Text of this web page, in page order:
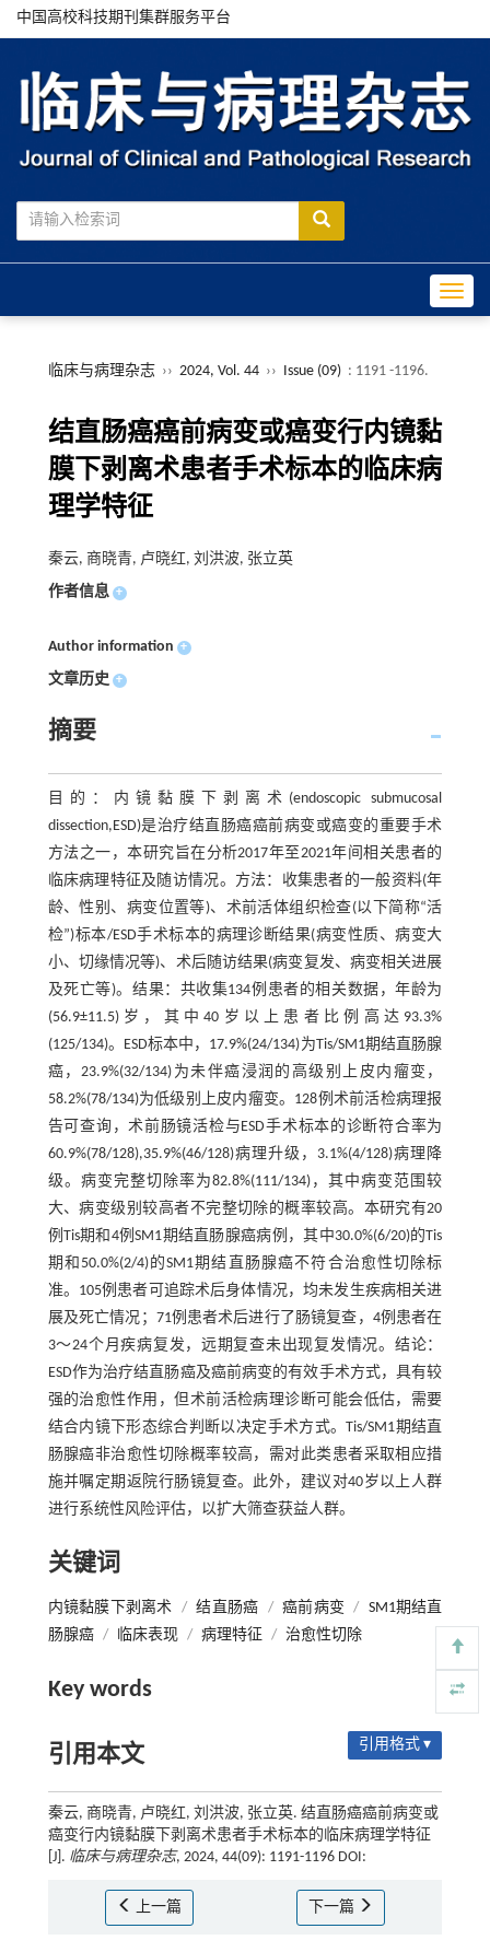
中国高校科技期刊集群服务平台
临床与病理杂志 ›› 2024, Vol. 44 ›› Issue (09) : 1191 -1196.
结直肠癌癌前病变或癌变行内镜黏
膜下剥离术患者手术标本的临床病
理学特征
秦云, 商晓青, 卢晓红, 刘洪波, 张立英
作者信息 +
Author information +
文章历史 +
摘要
目的：内镜黏膜下剥离术(endoscopic submucosal
dissection,ESD)是治疗结直肠癌癌前病变或癌变的重要手术
方法之一，本研究旨在分析2017年至2021年间相关患者的
临床病理特征及随访情况。方法：收集患者的一般资料(年
龄、性别、病变位置等)、术前活体组织检查(以下简称“活
检”)标本/ESD手术标本的病理诊断结果(病变性质、病变大
小、切缘情况等)、术后随访结果(病变复发、病变相关进展
及死亡等)。结果：共收集134例患者的相关数据，年龄为
(56.9±11.5)岁，其中40岁以上患者比例高达93.3%
(125/134)。ESD标本中，17.9%(24/134)为Tis/SM1期结直肠腺
癌，23.9%(32/134)为未伴癌浸润的高级别上皮内瘤变，
58.2%(78/134)为低级别上皮内瘤变。128例术前活检病理报
告可查询，术前肠镜活检与ESD手术标本的诊断符合率为
60.9%(78/128),35.9%(46/128)病理升级，3.1%(4/128)病理降
级。病变完整切除率为82.8%(111/134)，其中病变范围较
大、病变级别较高者不完整切除的概率较高。本研究有20
例Tis期和4例SM1期结直肠腺癌病例，其中30.0%(6/20)的Tis
期和50.0%(2/4)的SM1期结直肠腺癌不符合治愈性切除标
准。105例患者可追踪术后身体情况，均未发生疾病相关进
展及死亡情况；71例患者术后进行了肠镜复查，4例患者在
3～24个月疾病复发，远期复查未出现复发情况。结论：
ESD作为治疗结直肠癌及癌前病变的有效手术方式，具有较
强的治愈性作用，但术前活检病理诊断可能会低估，需要
结合内镜下形态综合判断以决定手术方式。Tis/SM1期结直
肠腺癌非治愈性切除概率较高，需对此类患者采取相应措
施并嘱定期返院行肠镜复查。此外，建议对40岁以上人群
进行系统性风险评估，以扩大筛查获益人群。
关键词
内镜黏膜下剥离术 / 结直肠癌 / 癌前病变 / SM1期结直
肠腺癌 / 临床表现 / 病理特征 / 治愈性切除
Key words
引用本文 引用格式 ▾
秦云, 商晓青, 卢晓红, 刘洪波, 张立英. 结直肠癌癌前病变或
癌变行内镜黏膜下剥离术患者手术标本的临床病理学特征
[J]. 临床与病理杂志, 2024, 44(09): 1191-1196 DOI:
上一篇 下一篇